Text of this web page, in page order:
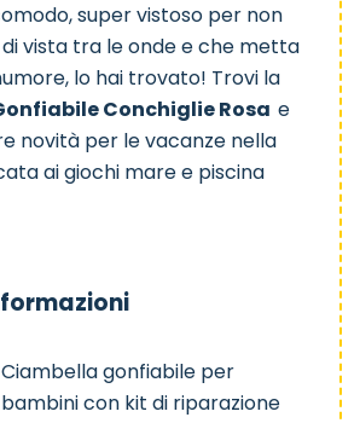
super vistoso per non
vista tra le onde e che metta
lo hai trovato! Trovi la
Conchiglie Rosa e
novità per le vacanze nella
aigiochi mare e piscina
Ciambella gonfiabile per
bambini con kit di riparazione